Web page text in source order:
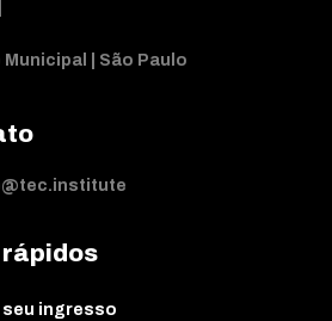
| São Paulo
rápidos
seu ingresso